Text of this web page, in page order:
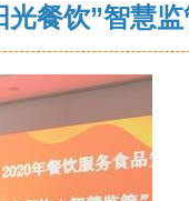
餐饮”智慧监